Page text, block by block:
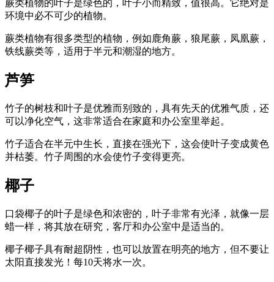
蕨类植物的叶子是绿色的，叶子小而精致，值很高。它绝对是
环境中必不可少的植物。
蕨类植物有很多类型的植物，例如鹿角蕨，狼尾蕨，凤凰蕨，
铁线蕨类等，适用于半元和潮湿的地方。
芦笋
竹子的树枝和叶子是优雅而别致的，具有先天的优雅气质，还
可以净化空气，这非常适合在家庭和办公室里举起。
竹子适合在半元中生长，直接在强光下，这会使叶子变成黄色
并枯萎。竹子周围的水会使竹子变得更亮。
椰子
口袋椰子的叶子是绿色和浓密的，叶子非常有光泽，就像一层
蜡一样，将其放在研究，客厅和办公室中是适当的。
椰子椰子具有耐超阴性，也可以放置在明亮的地方，但不要让
太阳直接发光！每10天将水一次。